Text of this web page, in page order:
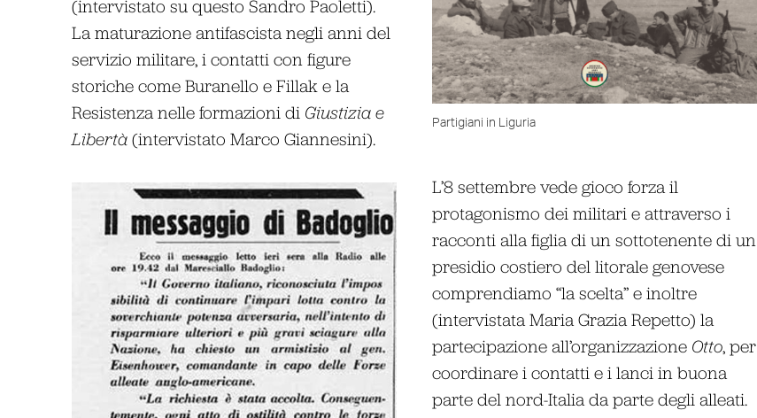
Partigiani in Liguria
(intervistato su questo Sandro Paoletti).
La maturazione antifascista negli anni del
servizio militare, i contatti con figure
storiche come Buranello e Fillak e la
Resistenza nelle formazioni di Giustizia e
Libertà(intervistato Marco Giannesini).
L’8 settembre vede gioco forza il
protagonismo dei militari e attraverso i
racconti alla figlia di un sottotenente di un
presidio costiero del litorale genovese
comprendiamo “la scelta” e inoltre
(intervistata Maria Grazia Repetto) la
partecipazione all’organizzazione Otto, per
coordinare i contatti e i lanci in buona
parte del nord-Italia da parte degli alleati.